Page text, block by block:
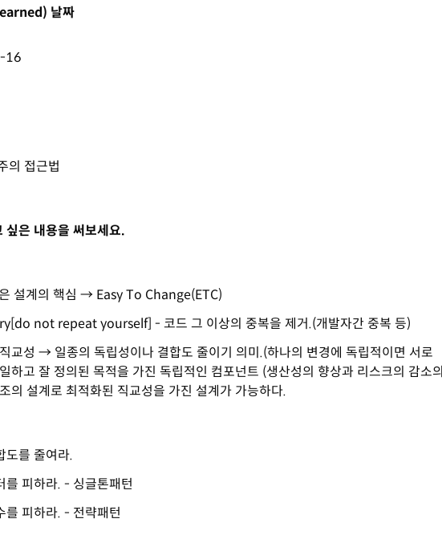
날짜
16
의 접근법
싶은 내용을 써보세요.
설계의 핵심 → Easy To Change(ETC)
not repeat yourself] - 코드 그 이상의 중복을 제거.(개발자간 중복 등)
교성 → 일종의 독립성이나 결합도 줄이기 의미.(하나의 변경에 독립적이면 서로
하고 잘 정의된 목적을 가진 독립적인 컴포넌트 (생산성의 향상과 리스크의 감소의
의 설계로 최적화된 직교성을 가진 설계가 가능하다.
도를 줄여라.
를 피하라. - 싱글톤패턴
를 피하라. - 전략패턴